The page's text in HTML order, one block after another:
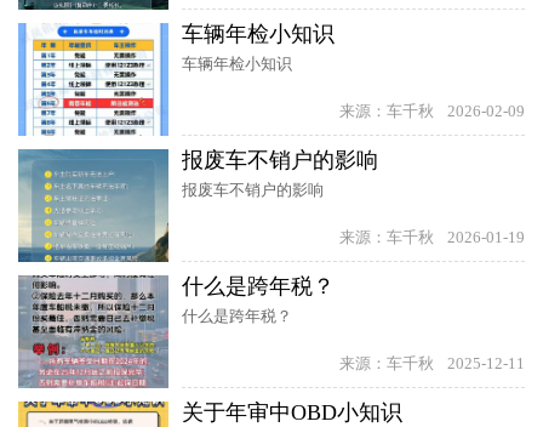
车辆年检小知识
车辆年检小知识
来源：车千秋 2026-02-09
报废车不销户的影响
报废车不销户的影响
来源：车千秋 2026-01-19
什么是跨年税？
什么是跨年税？
来源：车千秋 2025-12-11
关于年审中OBD小知识